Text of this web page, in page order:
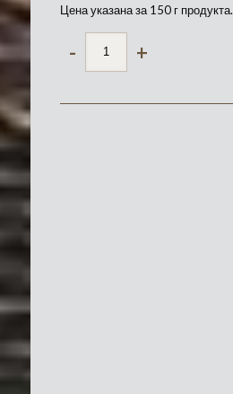
Цена указана за 150 г продукта.
- +